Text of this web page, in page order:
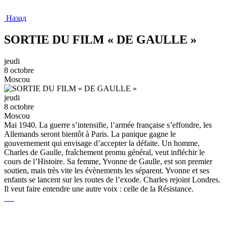
Назад
SORTIE DU FILM « DE GAULLE »
jeudi
8 octobre
Moscou
jeudi
8 octobre
Moscou
Mai 1940. La guerre s’intensifie, l’armée française s’effondre, les
Allemands seront bientôt à Paris. La panique gagne le
gouvernement qui envisage d’accepter la défaite. Un homme,
Charles de Gaulle, fraîchement promu général, veut infléchir le
cours de l’Histoire. Sa femme, Yvonne de Gaulle, est son premier
soutien, mais très vite les évènements les séparent. Yvonne et ses
enfants se lancent sur les routes de l’exode. Charles rejoint Londres.
Il veut faire entendre une autre voix : celle de la Résistance.